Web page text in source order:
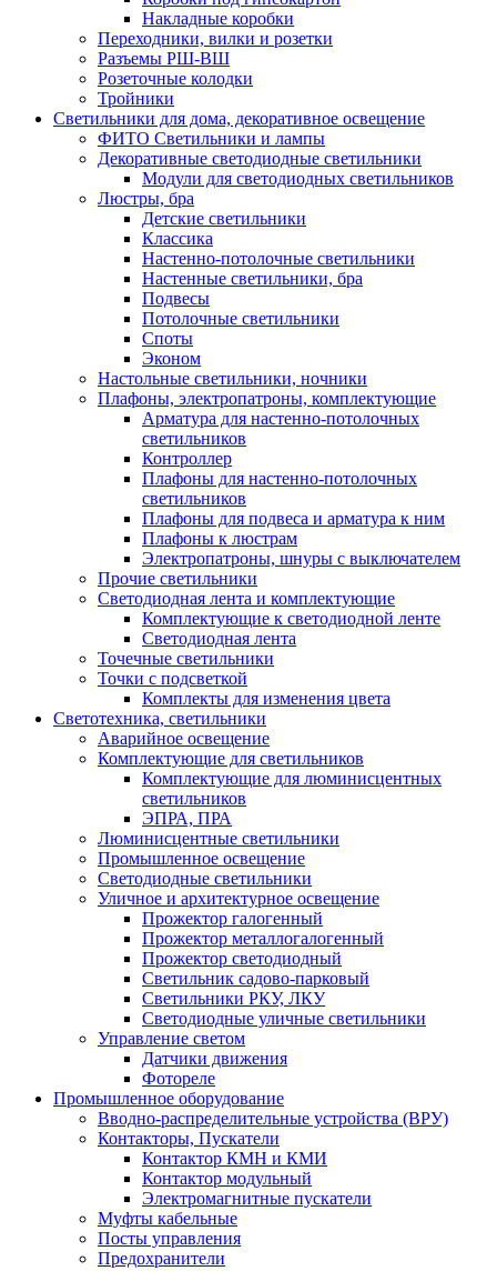
Накладные коробки
Переходники, вилки и розетки
Разъемы РШ-ВШ
Розеточные колодки
Тройники
Светильники для дома, декоративное освещение
ФИТО Светильники и лампы
Декоративные светодиодные светильники
Модули для светодиодных светильников
Люстры, бра
Детские светильники
Классика
Настенно-потолочные светильники
Настенные светильники, бра
Подвесы
Потолочные светильники
Споты
Эконом
Настольные светильники, ночники
Плафоны, электропатроны, комплектующие
Арматура для настенно-потолочных
светильников
Контроллер
Плафоны для настенно-потолочных
светильников
Плафоны для подвеса и арматура к ним
Плафоны к люстрам
Электропатроны, шнуры с выключателем
Прочие светильники
Светодиодная лента и комплектующие
Комплектующие к светодиодной ленте
Светодиодная лента
Точечные светильники
Точки с подсветкой
Комплекты для изменения цвета
Светотехника, светильники
Аварийное освещение
Комплектующие для светильников
Комплектующие для люминисцентных
светильников
ЭПРА, ПРА
Люминисцентные светильники
Промышленное освещение
Светодиодные светильники
Уличное и архитектурное освещение
Прожектор галогенный
Прожектор металлогалогенный
Прожектор светодиодный
Светильник садово-парковый
Светильники РКУ, ЛКУ
Светодиодные уличные светильники
Управление светом
Датчики движения
Фотореле
Промышленное оборудование
Вводно-распределительные устройства (ВРУ)
Контакторы, Пускатели
Контактор КМН и КМИ
Контактор модульный
Электромагнитные пускатели
Муфты кабельные
Посты управления
Предохранители